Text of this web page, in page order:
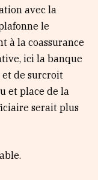
avec la
le
à la coassurance
ici la banque
de surcroit
et place de la
serait plus